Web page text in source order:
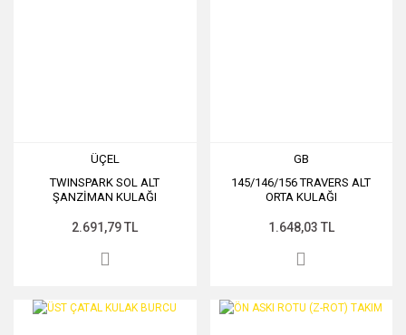
ÜÇEL
TWINSPARK SOL ALT
ŞANZİMAN KULAĞI
2.691,79 TL
GB
145/146/156 TRAVERS ALT
ORTA KULAĞI
1.648,03 TL